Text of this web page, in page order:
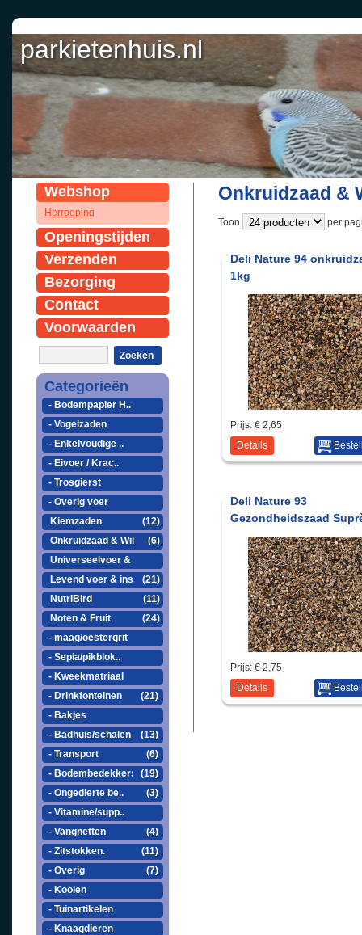
parkietenhuis.nl
Webshop
Herroeping
Openingstijden
Verzenden
Bezorging
Contact
Voorwaarden
Zoeken
Categorieën
- Bodempapier H..
- Vogelzaden
- Enkelvoudige ..
- Eivoer / Krac..
- Trosgierst
- Overig voer
Kiemzaden
(12)
Onkruidzaad & Wil..
(6)
Universeelvoer & ..
Levend voer & ins..
(21)
NutriBird
(11)
Noten & Fruit
(24)
- maag/oestergrit
- Sepia/pikblok..
- Kweekmatriaal
- Drinkfonteinen
(21)
- Bakjes
- Badhuis/schalen
(13)
- Transport
(6)
- Bodembedekkers
(19)
- Ongedierte be..
(3)
- Vitamine/supp..
- Vangnetten
(4)
- Zitstokken.
(11)
- Overig
(7)
- Kooien
- Tuinartikelen
- Knaagdieren
Onkruidzaad &
Toon per
Deli Nature 94
1kg
Prijs: € 2,65
Details
Deli Nature 93
Gezondheidszaad
1kg
Prijs: € 2,75
Details